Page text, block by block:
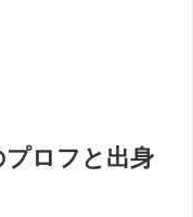
プロフと出身